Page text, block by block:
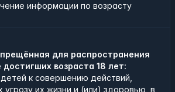
информации по возрасту
для распространения
возраста 18 лет:
к совершению действий,
их жизни и (или) здоровью, в